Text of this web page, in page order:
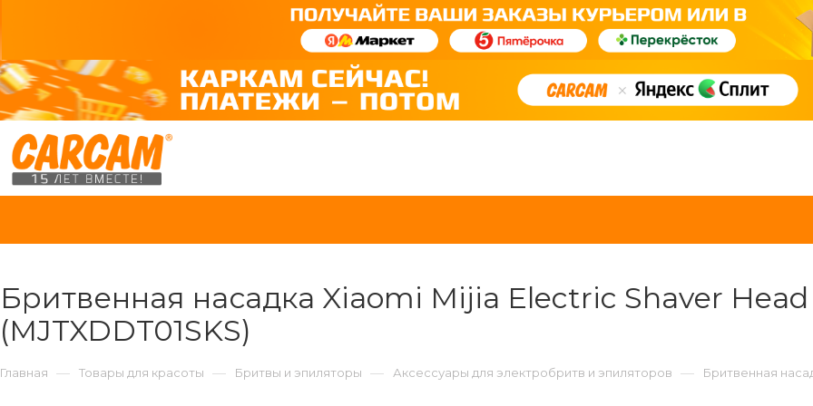
Бритвенная насадка Xiaomi Mijia Electric Shaver
(MJTXDDT01SKS)
Главная — Товары для красоты — Бритвы и эпиляторы — Аксессуары для электробритв и эпиляторов — Бритвенная